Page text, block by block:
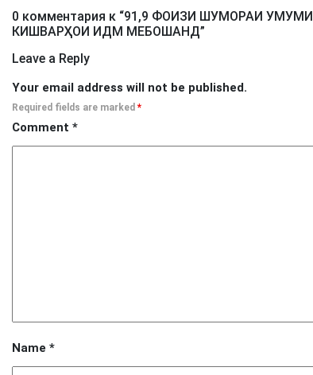
0 комментария к “91,9 ФОИЗИ ШУМОРАИ
КИШВАРҲОИ ИДМ МЕБОШАНД”
Leave a Reply
Your email address will not be published.
Required fields are marked *
Comment *
Name *